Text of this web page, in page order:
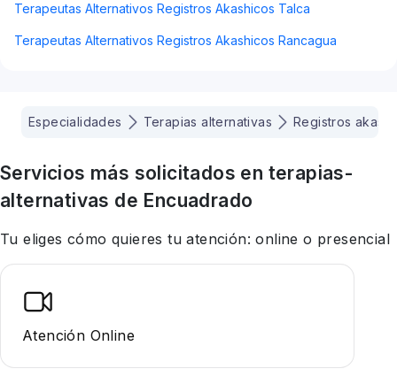
Terapeutas Alternativos Registros Akashicos Talca
Terapeutas Alternativos Registros Akashicos Rancagua
Especialidades Terapias alternativas Registros
Servicios más solicitados en terapias-
alternativas de Encuadrado
Tu eliges cómo quieres tu atención: online o presencial
Atención Online